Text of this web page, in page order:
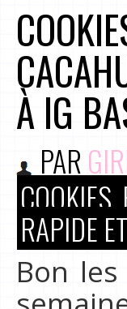
À IG
PAR
RAPIDE
Bon